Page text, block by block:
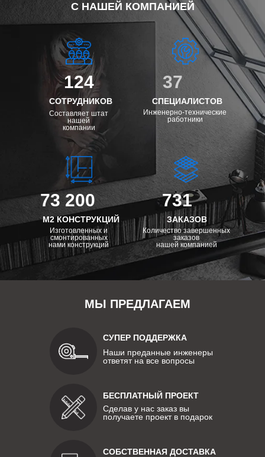
С НАШЕЙ КОМПАНИЕЙ
124
СОТРУДНИКОВ
Составляет штат
нашей
компании
73 200
М2 КОНСТРУКЦИЙ
Изготовленных и
смонтированных
нами конструкций
731
ЗАКАЗОВ
Количество завершенных
заказов
нашей компанией
37
СПЕЦИАЛИСТОВ
Инженерно-технические
работники
МЫ ПРЕДЛАГАЕМ
СУПЕР ПОДДЕРЖКА
Наши преданные инженеры
ответят на все вопросы
БЕСПЛАТНЫЙ ПРОЕКТ
Сделав у нас заказ вы
получаете проект в подарок
СОБСТВЕННАЯ ДОСТАВКА